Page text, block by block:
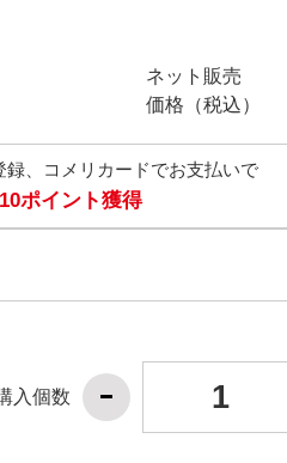
ネット販売
価格（税込）
録、コメリカードでお支払いで
10ポイント獲得
入個数